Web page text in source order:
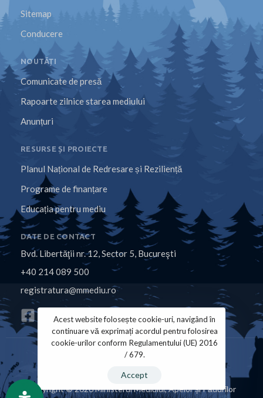
Sitemap
Conducere
NOUTĂȚI
Comunicate de presă
Rapoarte zilnice starea mediului
Anunțuri
RESURSE ȘI PROIECTE
Planul Național de Redresare și Reziliență
Programe de finanțare
Educația pentru mediu
DATE DE CONTACT
Bvd. Libertăţii nr. 12, Sector 5, Bucureşti
+40 214 089 500
registratura@mmediu.ro
Copyright © 2026 Ministerul Mediului, Apelor și Pădurilor
Acest website folosește cookie-uri, navigând în
continuare vă exprimați acordul pentru folosirea
cookie-urilor conform Regulamentului (UE) 2016
/ 679.
Accept